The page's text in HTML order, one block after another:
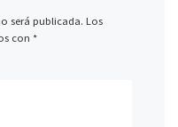
será publicada. Los
con *